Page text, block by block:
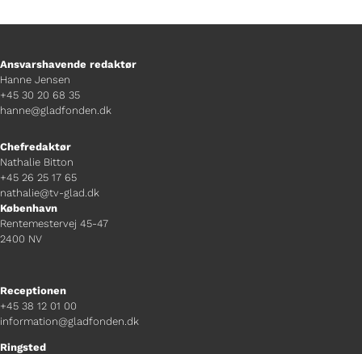
Ansvarshavende redaktør
Hanne Jensen
+45 30 20 68 35
hanne@gladfonden.dk
Chefredaktør
Nathalie Bitton
+45 26 25 17 65
nathalie@tv-glad.dk
København
Rentemestervej 45-47
2400 NV
Receptionen
+45 38 12 01 00
information@gladfonden.dk
Ringsted